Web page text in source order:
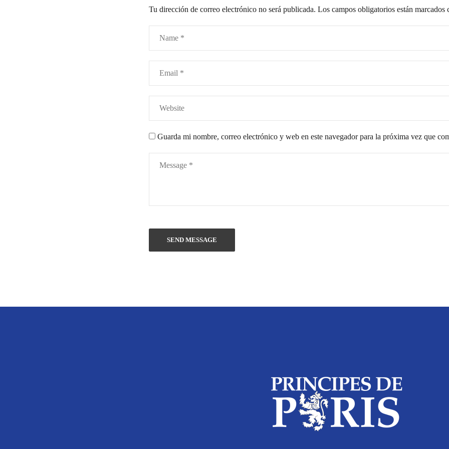
Tu dirección de correo electrónico no será publicada. Los campos obligatorios están marcados
Guarda mi nombre, correo electrónico y web en este navegador para la próxima vez que